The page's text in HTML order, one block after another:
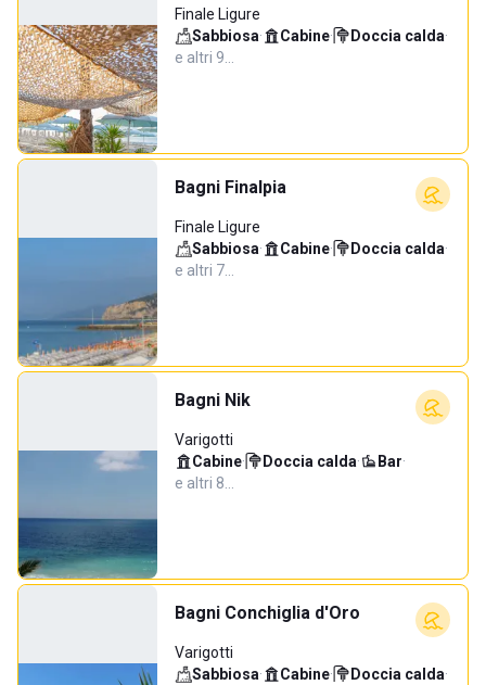
Finale Ligure
Sabbiosa· Cabine· Doccia calda·
e altri 9…
Bagni Finalpia
Finale Ligure
Sabbiosa· Cabine· Doccia calda·
e altri 7…
Bagni Nik
Varigotti
Cabine· Doccia calda· Bar·
e altri 8…
Bagni Conchiglia d'Oro
Varigotti
Sabbiosa· Cabine· Doccia calda·